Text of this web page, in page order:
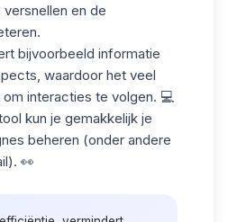
en de
bijvoorbeeld informatie
waardoor het veel
interacties te volgen. 💻
kun je gemakkelijk je
beheren (onder andere
👀